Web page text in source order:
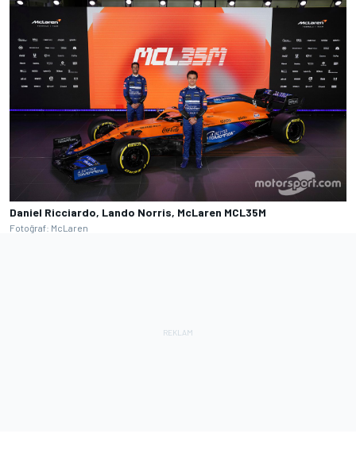
Daniel Ricciardo, Lando Norris, McLaren MCL35M
Fotoğraf: McLaren